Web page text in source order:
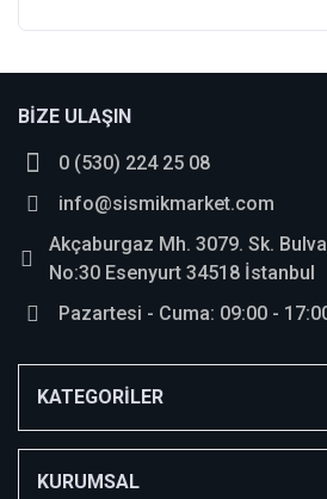
güçlü
Metin Görgen | 08/12/2025
Sancak Go Kart | 17/04/2023
Yorum Yaz
BİZE ULAŞIN
0 (530) 224 25 08
info@sismikmarket.com
Akçaburgaz Mh. 3079. Sk.
No:30 Esenyurt 34518 İstanbul
Pazartesi - Cuma: 09:00 -
KATEGORİLER
KURUMSAL